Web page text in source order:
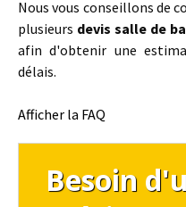
Nous vous conseillons de
plusieurs devis salle de
afin d'obtenir une
délais.
Afficher la FAQ